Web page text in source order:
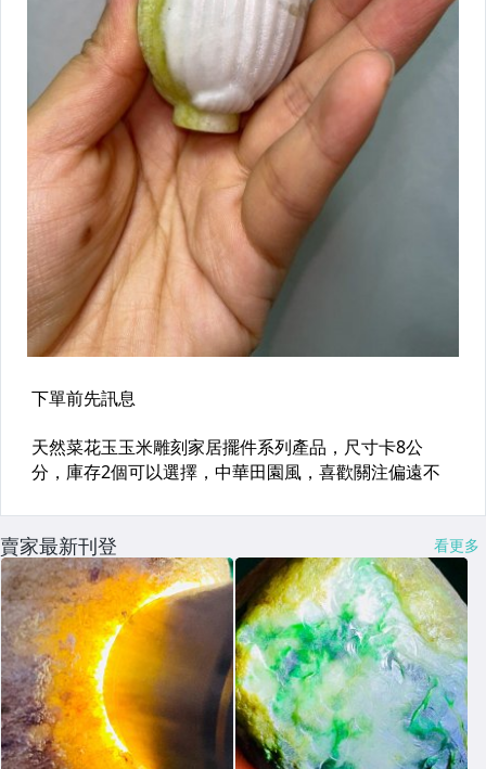
賣家最新刊登 看更多